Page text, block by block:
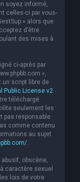
soyez informé,
celles-ci par vous-
» alors que
d’être
des mises à
ci-après par
»,
un script libre de
Public License v2
téléchargé
seulement les
pas responsable
comme contenu
au sujet
.
obscène,
caractère sexuel
lois de votre